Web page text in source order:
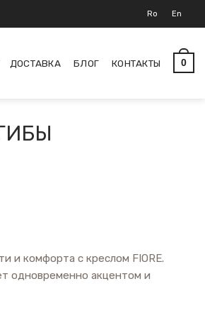
Ro En
ДОСТАВКА БЛОГ КОНТАКТЫ 0
и комфорта с креслом FIORE.
одновременно акцентом и